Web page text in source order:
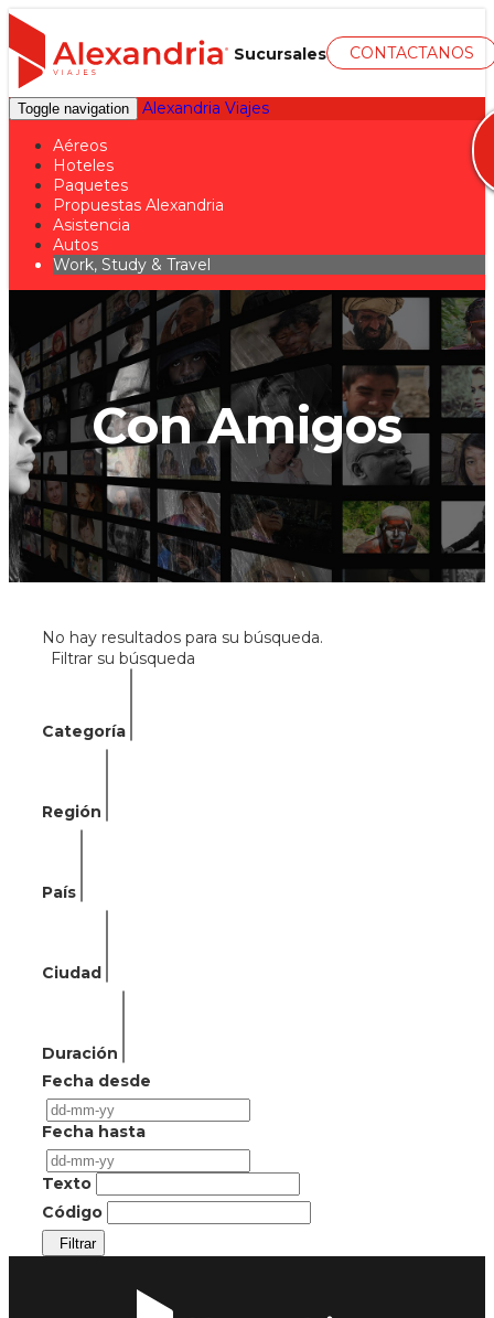
Sucursales CONTACTANOS
Toggle navigation
Alexandria Viajes
Aéreos
Hoteles
Paquetes
Propuestas Alexandria
Asistencia
Autos
Work, Study & Travel
Con Amigos
No hay resultados para su búsqueda.
Filtrar su búsqueda
Categoría
Región
País
Ciudad
Duración
Fecha desde
Fecha hasta
Texto
Código
Filtrar